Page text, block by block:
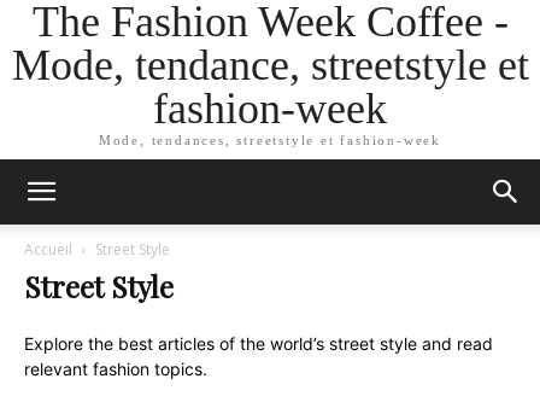
The Fashion Week Coffee -
Mode, tendance, streetstyle et
fashion-week
Mode, tendances, streetstyle et fashion-week
Accueil Street Style
Street Style
Explore the best articles of the world’s street style and read
relevant fashion topics.